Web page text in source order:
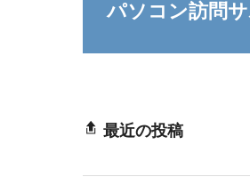
パソコン訪問
最近の投稿